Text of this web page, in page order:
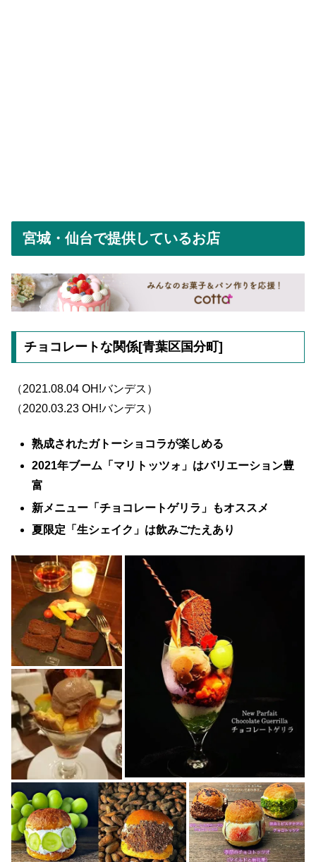
宮城・仙台で提供しているお店
チョコレートな関係[青葉区国分町]
（2021.08.04 OH!バンデス）
（2020.03.23 OH!バンデス）
熟成されたガトーショコラが楽しめる
2021年ブーム「マリトッツォ」はバリエーション豊
富
新メニュー「チョコレートゲリラ」もオススメ
夏限定「生シェイク」は飲みごたえあり